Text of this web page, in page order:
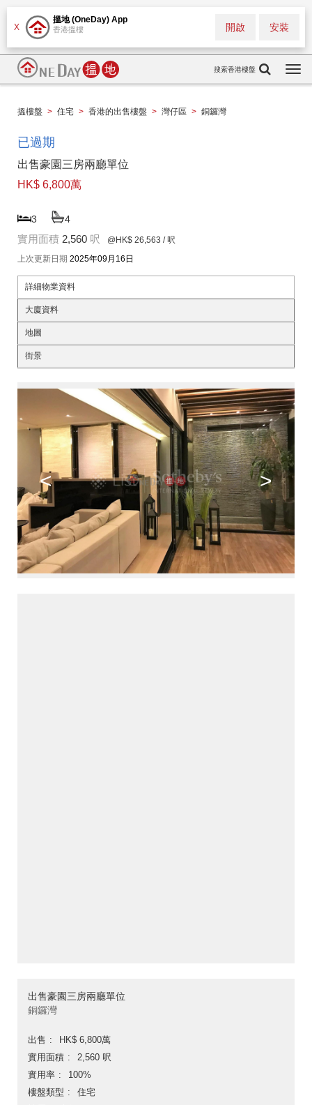
X
搵地 (OneDay) App
香港搵樓 安裝
開啟
搜索香港樓盤
搵樓盤 > 住宅 > 香港的出售樓盤 > 灣仔區 > 銅鑼灣
已過期
出售豪園三房兩廳單位
HK$ 6,800萬
3 4
實用面積 2,560 呎 @HK$ 26,563 / 呎
上次更新日期 2025年09月16日
詳細物業資料
大廈資料
地圖
街景
< >
出售豪園三房兩廳單位
銅鑼灣
出售
HK$ 6,800萬
實用面積
2,560 呎
實用率
100%
樓盤類型
住宅